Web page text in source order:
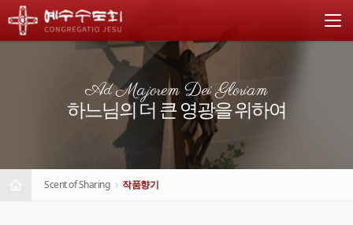
Ad Majorem Dei Gloriam
하느님의 더 큰 영광을 위하여
Scent of Sharing 작품향기